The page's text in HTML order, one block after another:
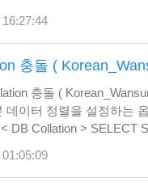
사람이 검색이 되는데
충돌 (
충돌 (
데이터 정렬을 설정하는
DB Collation > SELECT